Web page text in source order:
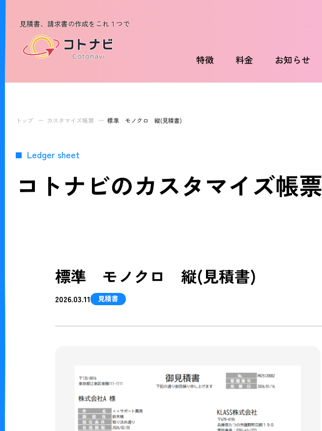
見積書、請求書の作成をこれ１つで
特徴 料金 お知らせ
トップ カスタマイズ帳票 標準 モノクロ 縦(見積書)
Ledger sheet
コトナビのカスタマイズ帳票
標準 モノクロ 縦(見積書)
2026.03.11 見積書